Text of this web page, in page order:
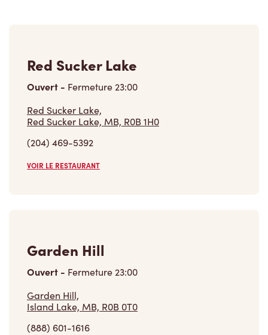
Red Sucker Lake
Ouvert - Fermeture23:00
Red Sucker Lake,
Red Sucker Lake, MB, R0B 1H0
(204) 469-5392
VOIR LE RESTAURANT
Garden Hill
Ouvert - Fermeture23:00
Garden Hill,
Island Lake, MB, R0B 0T0
(888) 601-1616